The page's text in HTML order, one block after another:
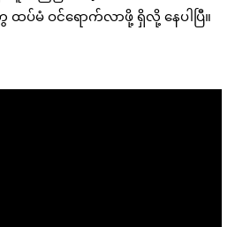
ပ်မံ ဝင်ရောက်လာဖို့ ရှိလို့ နေပါပြီ။